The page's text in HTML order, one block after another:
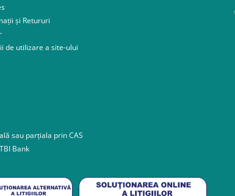
și Retururi
de utilizare a site-ului
sau parțiala prin CAS
Bank